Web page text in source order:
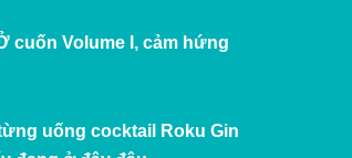
cuốn Volume I, cảm hứng
uống cocktail Roku Gin